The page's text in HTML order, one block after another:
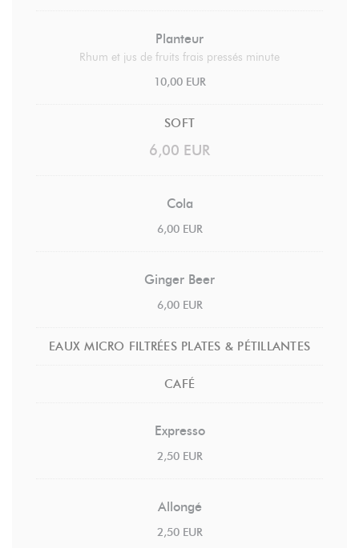
Planteur
Rhum et jus de fruits frais pressés minute
10,00 EUR
SOFT
6,00 EUR
Cola
6,00 EUR
Ginger Beer
6,00 EUR
EAUX MICRO FILTRÉES PLATES & PÉTILLANTES
CAFÉ
Expresso
2,50 EUR
Allongé
2,50 EUR